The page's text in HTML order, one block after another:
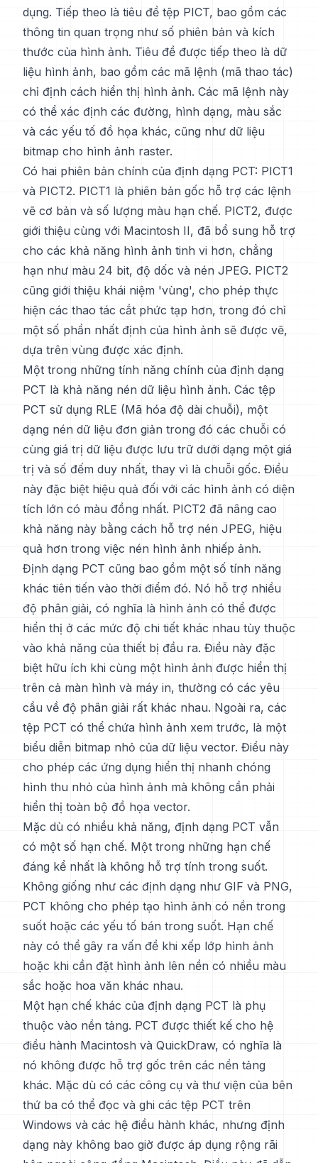
dụng. Tiếp theo là tiêu đề tệp PICT, bao gồm các
thông tin quan trọng như số phiên bản và kích
thước của hình ảnh. Tiêu đề được tiếp theo là dữ
liệu hình ảnh, bao gồm các mã lệnh (mã thao tác)
chỉ định cách hiển thị hình ảnh. Các mã lệnh này
có thể xác định các đường, hình dạng, màu sắc
và các yếu tố đồ họa khác, cũng như dữ liệu
bitmap cho hình ảnh raster.
Có hai phiên bản chính của định dạng PCT: PICT1
và PICT2. PICT1 là phiên bản gốc hỗ trợ các lệnh
vẽ cơ bản và số lượng màu hạn chế. PICT2, được
giới thiệu cùng với Macintosh II, đã bổ sung hỗ trợ
cho các khả năng hình ảnh tinh vi hơn, chẳng
hạn như màu 24 bit, độ dốc và nén JPEG. PICT2
cũng giới thiệu khái niệm 'vùng', cho phép thực
hiện các thao tác cắt phức tạp hơn, trong đó chỉ
một số phần nhất định của hình ảnh sẽ được vẽ,
dựa trên vùng được xác định.
Một trong những tính năng chính của định dạng
PCT là khả năng nén dữ liệu hình ảnh. Các tệp
PCT sử dụng RLE (Mã hóa độ dài chuỗi), một
dạng nén dữ liệu đơn giản trong đó các chuỗi có
cùng giá trị dữ liệu được lưu trữ dưới dạng một giá
trị và số đếm duy nhất, thay vì là chuỗi gốc. Điều
này đặc biệt hiệu quả đối với các hình ảnh có diện
tích lớn có màu đồng nhất. PICT2 đã nâng cao
khả năng này bằng cách hỗ trợ nén JPEG, hiệu
quả hơn trong việc nén hình ảnh nhiếp ảnh.
Định dạng PCT cũng bao gồm một số tính năng
khác tiên tiến vào thời điểm đó. Nó hỗ trợ nhiều
độ phân giải, có nghĩa là hình ảnh có thể được
hiển thị ở các mức độ chi tiết khác nhau tùy thuộc
vào khả năng của thiết bị đầu ra. Điều này đặc
biệt hữu ích khi cùng một hình ảnh được hiển thị
trên cả màn hình và máy in, thường có các yêu
cầu về độ phân giải rất khác nhau. Ngoài ra, các
tệp PCT có thể chứa hình ảnh xem trước, là một
biểu diễn bitmap nhỏ của dữ liệu vector. Điều này
cho phép các ứng dụng hiển thị nhanh chóng
hình thu nhỏ của hình ảnh mà không cần phải
hiển thị toàn bộ đồ họa vector.
Mặc dù có nhiều khả năng, định dạng PCT vẫn
có một số hạn chế. Một trong những hạn chế
đáng kể nhất là không hỗ trợ tính trong suốt.
Không giống như các định dạng như GIF và PNG,
PCT không cho phép tạo hình ảnh có nền trong
suốt hoặc các yếu tố bán trong suốt. Hạn chế
này có thể gây ra vấn đề khi xếp lớp hình ảnh
hoặc khi cần đặt hình ảnh lên nền có nhiều màu
sắc hoặc hoa văn khác nhau.
Một hạn chế khác của định dạng PCT là phụ
thuộc vào nền tảng. PCT được thiết kế cho hệ
điều hành Macintosh và QuickDraw, có nghĩa là
nó không được hỗ trợ gốc trên các nền tảng
khác. Mặc dù có các công cụ và thư viện của bên
thứ ba có thể đọc và ghi các tệp PCT trên
Windows và các hệ điều hành khác, nhưng định
dạng này không bao giờ được áp dụng rộng rãi